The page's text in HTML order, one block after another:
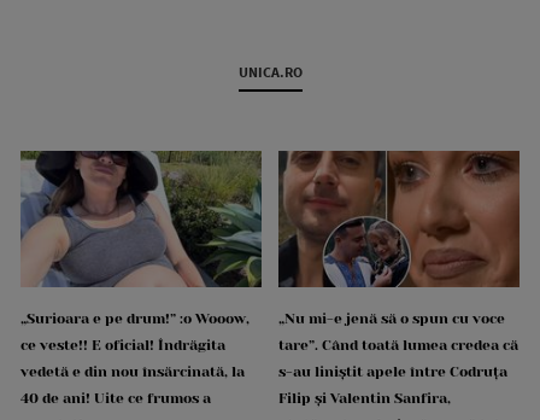
UNICA.RO
„Surioara e pe drum!” :o Wooow,
ce veste!! E oficial! Îndrăgita
vedetă e din nou însărcinată, la
40 de ani! Uite ce frumos a
„Nu mi-e jenă să o spun cu voce
tare”. Când toată lumea credea că
s-au liniștit apele între Codruța
Filip și Valentin Sanfira,